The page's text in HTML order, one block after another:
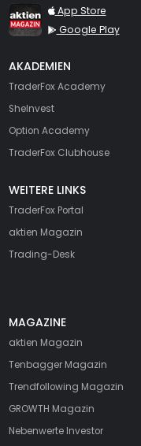
TraderFox aktien Magazin
App Store
Google Play
AKADEMIEN
TraderFox Academy
SheInvest
Option Academy
TraderFox Clubhouse
WEITERE LINKS
TraderFox Portal
aktien Magazin
Trading-Desk
MAGAZINE
aktien Magazin
Tenbagger Magazin
Trendfollowing Magazin
GROWTH Magazin
Nebenwerte Investor